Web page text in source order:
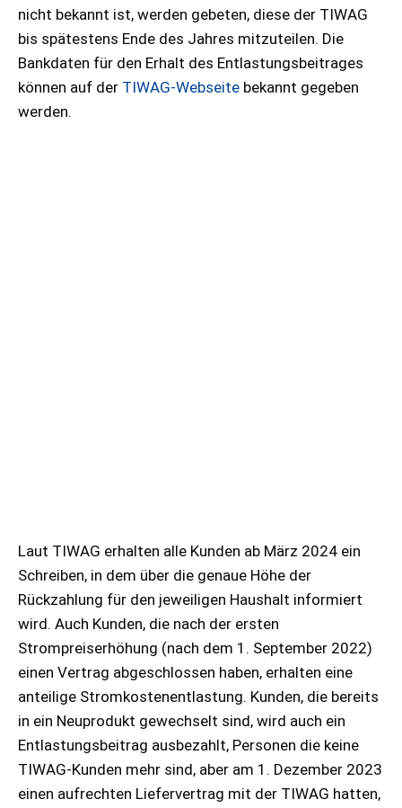
nicht bekannt ist, werden gebeten, diese der TIWAG
bis spätestens Ende des Jahres mitzuteilen. Die
Bankdaten für den Erhalt des Entlastungsbeitrages
können auf der TIWAG-Webseite bekannt gegeben
werden.
Laut TIWAG erhalten alle Kunden ab März 2024 ein
Schreiben, in dem über die genaue Höhe der
Rückzahlung für den jeweiligen Haushalt informiert
wird. Auch Kunden, die nach der ersten
Strompreiserhöhung (nach dem 1. September 2022)
einen Vertrag abgeschlossen haben, erhalten eine
anteilige Stromkostenentlastung. Kunden, die bereits
in ein Neuprodukt gewechselt sind, wird auch ein
Entlastungsbeitrag ausbezahlt, Personen die keine
TIWAG-Kunden mehr sind, aber am 1. Dezember 2023
einen aufrechten Liefervertrag mit der TIWAG hatten,